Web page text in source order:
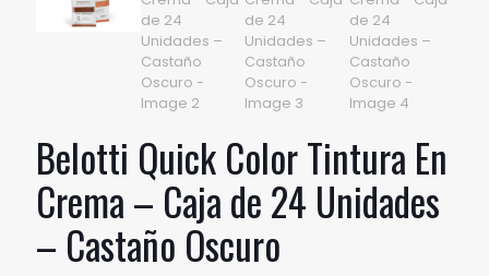
Belotti Quick Color Tintura En
Crema – Caja de 24 Unidades
– Castaño Oscuro